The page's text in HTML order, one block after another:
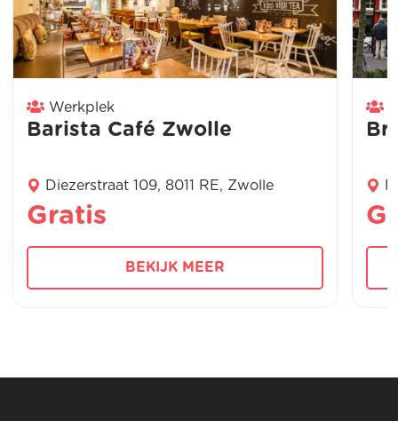
Werkplek
Barista Café Zwolle
Diezerstraat 109, 8011 RE, Zwolle
Gratis
BEKIJK MEER